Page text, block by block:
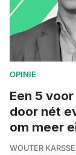
OPINIE
Een 5
door nét
om meer
WOUTER